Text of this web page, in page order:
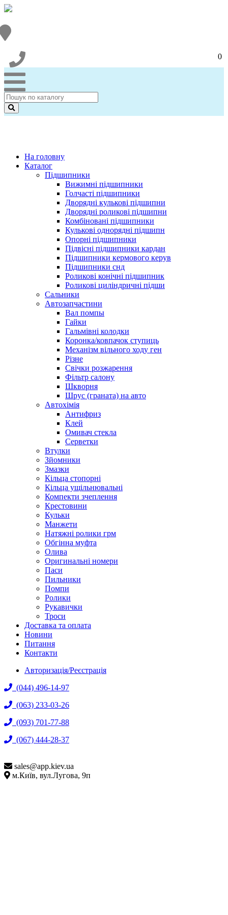
0
На головну
Каталог
Підшипники
Вижимні підшипники
Голчасті підшипники
Дворядні кулькові підшипни
Дворядні роликові підшипни
Комбіновані підшипники
Кулькові однорядні підшипн
Опорні підшипники
Підвісні підшипники кардан
Підшипники кермового керув
Підшипники снд
Роликові конічні підшипник
Роликові циліндричні підши
Сальники
Автозапчастини
Вал помпы
Гайки
Гальмівні колодки
Коронка/ковпачок ступиць
Механізм вільного ходу ген
Різне
Свічки розжарення
Фільтр салону
Шкворня
Шрус (граната) на авто
Автохімія
Антифриз
Клей
Омивач стекла
Серветки
Втулки
Зйомники
Змазки
Кільца стопорні
Кільца ущільнювальні
Компекти зчеплення
Крестовини
Кульки
Манжети
Натяжні ролики грм
Обгінна муфта
Олива
Оригинальні номери
Паси
Пильники
Помпи
Ролики
Рукавички
Троси
Доставка та оплата
Новини
Питання
Контакти
Авторизація/Реєстрація
(044) 496-14-97
(063) 233-03-26
(093) 701-77-88
(067) 444-28-37
sales@app.kiev.ua
м.Київ, вул.Лугова, 9п